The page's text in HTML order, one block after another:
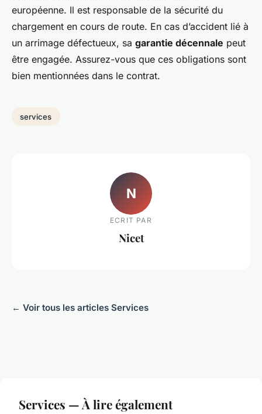
européenne. Il est responsable de la sécurité du
chargement en cours de route. En cas d’accident lié à
un arrimage défectueux, sa garantie décennale peut
être engagée. Assurez-vous que ces obligations sont
bien mentionnées dans le contrat.
services
N
ECRIT PAR
Nicet
← Voir tous les articles Services
Services — À lire également